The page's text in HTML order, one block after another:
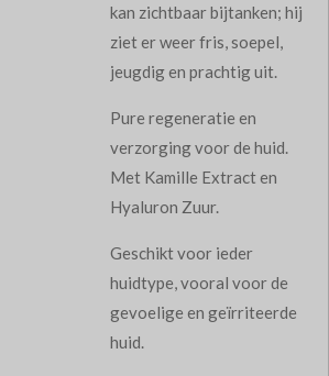
kan zichtbaar bijtanken; hij
ziet er weer fris, soepel,
jeugdig en prachtig uit.
Pure regeneratie en
verzorging voor de huid.
Met Kamille Extract en
Hyaluron Zuur.
Geschikt voor ieder
huidtype, vooral voor de
gevoelige en geïrriteerde
huid.